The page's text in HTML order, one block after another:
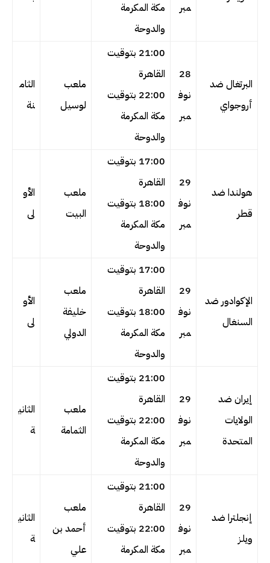
مبر
مكة المكرمة
والدوحة
البرتغال ضد
أروجواي
28
نوف
مبر
21:00 بتوقيت
القاهرة
22:00 بتوقيت
مكة المكرمة
والدوحة
ملعب
لوسيل
الثام
نة
هولندا ضد
قطر
29
نوف
مبر
17:00 بتوقيت
القاهرة
18:00 بتوقيت
مكة المكرمة
والدوحة
ملعب
البيت
الأو
لى
الإكوادور ضد
السنغال
29
نوف
مبر
17:00 بتوقيت
القاهرة
18:00 بتوقيت
مكة المكرمة
والدوحة
ملعب
خليفة
الدولي
الأو
لى
إيران ضد
الولايات
المتحدة
29
نوف
مبر
21:00 بتوقيت
القاهرة
22:00 بتوقيت
مكة المكرمة
والدوحة
ملعب
الثمامة
الثاني
ة
إنجلترا ضد
ويلز
29
نوف
مبر
21:00 بتوقيت
القاهرة
22:00 بتوقيت
مكة المكرمة
ملعب
أحمد بن
علي
الثاني
ة